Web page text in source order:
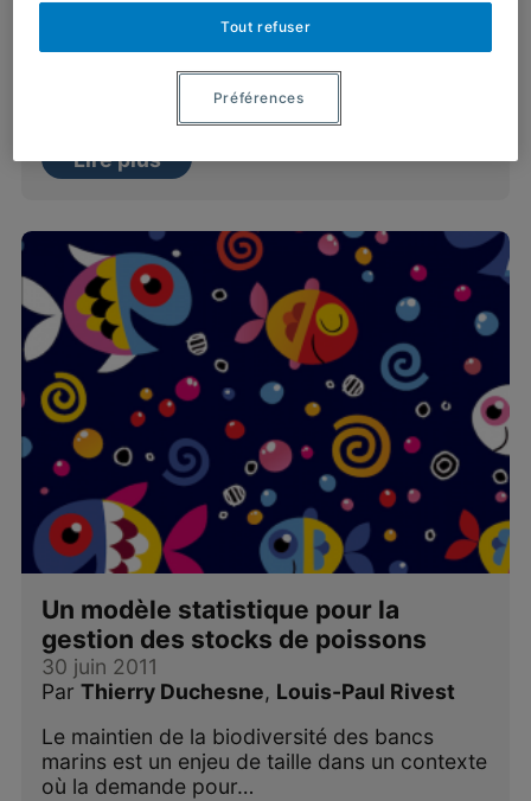
Les modèles compartimentaux, souvent
utilisés en biologie mathématique sont des
simplifications, parfois drastiques, de la
réalité. De telles simplifications permettent…
Lire plus
Un modèle statistique pour la
gestion des stocks de poissons
30 juin 2011
ParThierry Duchesne, Louis-Paul Rivest
Le maintien de la biodiversité des bancs
marins est un enjeu de taille dans un contexte
où la demande pour…
Tout refuser
Préférences